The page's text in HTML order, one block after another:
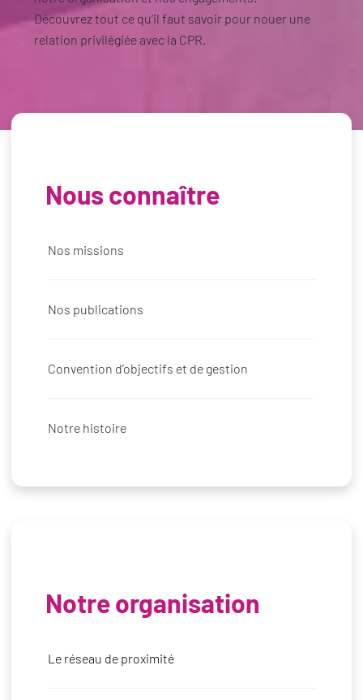
Découvrez tout ce qu’il faut savoir pour nouer une
relation privilégiée avec la CPR.
Nous connaître
Nos missions
Nos publications
Convention d’objectifs et de gestion
Notre histoire
Notre organisation
Le réseau de proximité